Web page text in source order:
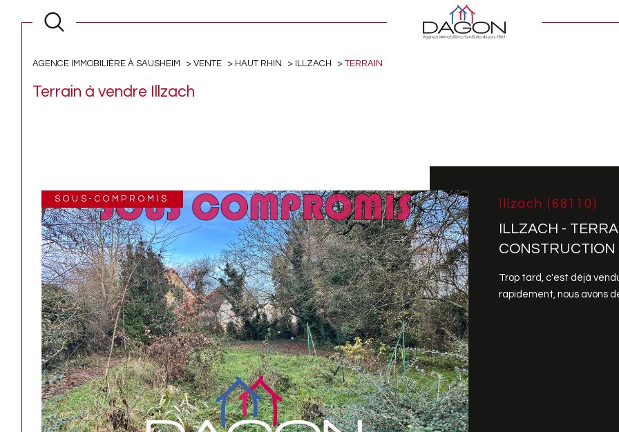
AGENCE IMMOBILIÈRE À SAUSHEIM VENTE HAUT RHIN ILLZACH TERRAIN
Terrain à vendre Illzach
Illzach (68110)
ILLZACH -
CONSTRUCTION
Trop tard, c'est déjà
rapidement, nous avons
SOUS-COMPROMIS